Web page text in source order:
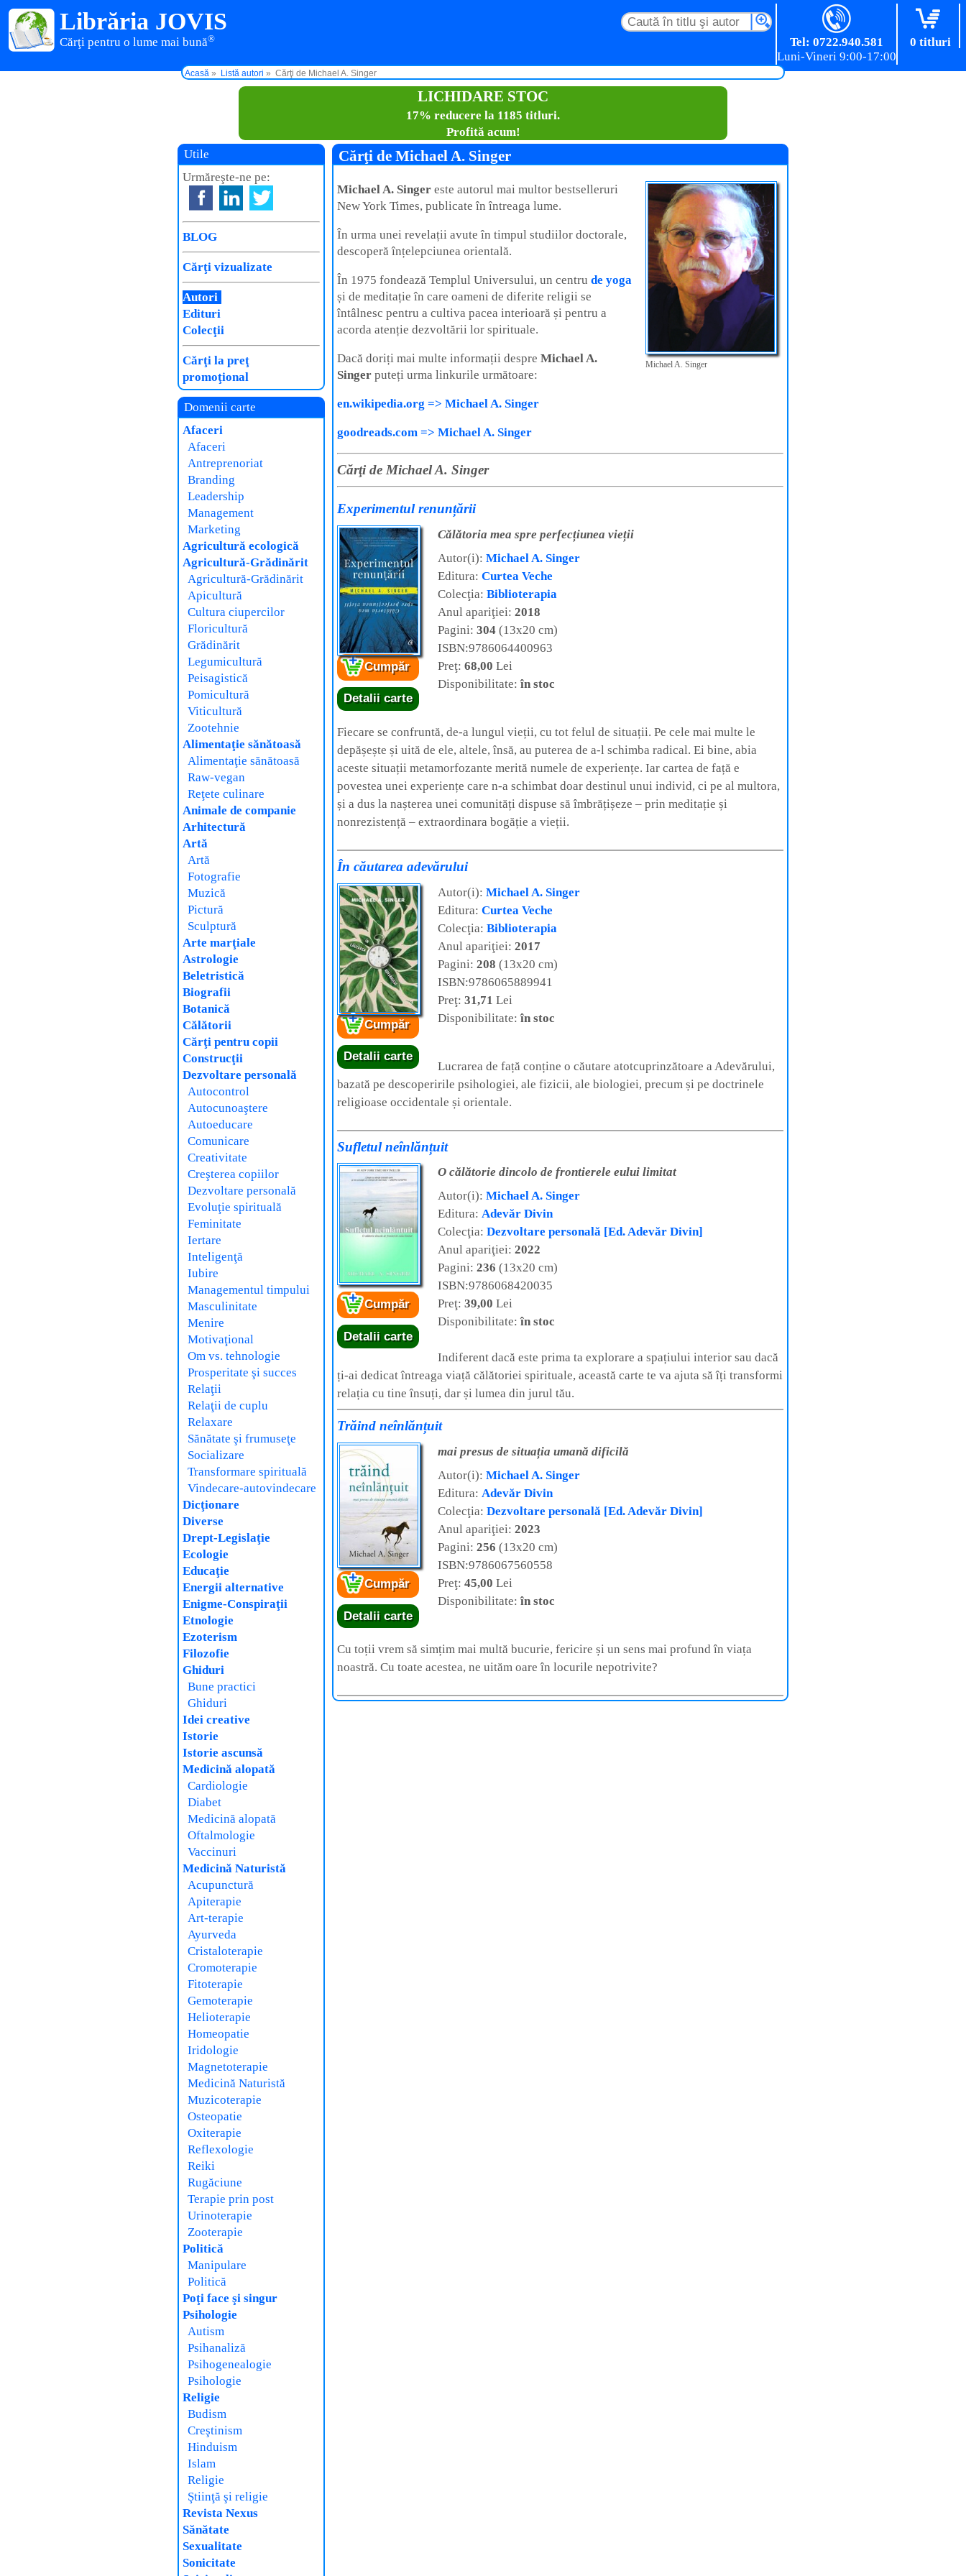
Librăria JOVIS
Cărţi pentru o lume mai bună® 0 titluri
Tel: 0722.940.581
Acasă Listă autori Cărţi de Michael A. Singer
LICHIDARE STOC
17% reducere la 1185 titluri.
Profită acum!
Cărţi de Michael A. Singer
Michael A. Singer
Michael A. Singer este autorul mai multor bestselleruri
New York Times, publicate în întreaga lume.
În urma unei revelații avute în timpul studiilor doctorale,
descoperă înțelepciunea orientală.
În 1975 fondează Templul Universului, un centru de yoga
și de meditație în care oameni de diferite religii se
întâlnesc pentru a cultiva pacea interioară și pentru a
acorda atenție dezvoltării lor spirituale.
Dacă doriți mai multe informații despre Michael A.
Singer puteți urma linkurile următoare:
en.wikipedia.org => Michael A. Singer
goodreads.com => Michael A. Singer
Cărţi de Michael A. Singer
Experimentul renunțării
Cumpăr
Detalii carte
Călătoria mea spre perfecțiunea vieții
Autor(i): Michael A. Singer
Editura: Curtea Veche
Colecţia: Biblioterapia
Anul apariţiei: 2018
Pagini: 304 (13x20 cm)
ISBN:9786064400963
Preţ: 68,00 Lei
Disponibilitate:în stoc
Fiecare se confruntă, de-a lungul vieții, cu tot felul de situații. Pe cele mai multe le
depășește și uită de ele, altele, însă, au puterea de a-l schimba radical. Ei bine, abia
aceste situații metamorfozante merită numele de experiențe. Iar cartea de față e
povestea unei experiențe care n-a schimbat doar destinul unui individ, ci pe al multora,
și a dus la nașterea unei comunități dispuse să îmbrățișeze – prin meditație și
nonrezistență – extraordinara bogăție a vieții.
În căutarea adevărului
Cumpăr
Detalii carte
Autor(i): Michael A. Singer
Editura: Curtea Veche
Colecţia: Biblioterapia
Anul apariţiei: 2017
Pagini: 208 (13x20 cm)
ISBN:9786065889941
Preţ: 31,71 Lei
Disponibilitate:în stoc
Lucrarea de față conține o căutare atotcuprinzătoare a Adevărului,
bazată pe descoperirile psihologiei, ale fizicii, ale biologiei, precum și pe doctrinele
religioase occidentale și orientale.
Sufletul neînlănțuit
Cumpăr
Detalii carte
O călătorie dincolo de frontierele eului limitat
Autor(i): Michael A. Singer
Editura: Adevăr Divin
Colecţia: Dezvoltare personală [Ed. Adevăr Divin]
Anul apariţiei: 2022
Pagini: 236 (13x20 cm)
ISBN:9786068420035
Preţ: 39,00 Lei
Disponibilitate:în stoc
Indiferent dacă este prima ta explorare a spațiului interior sau dacă
ți-ai dedicat întreaga viață călătoriei spirituale, această carte te va ajuta să îți transformi
relația cu tine însuți, dar și lumea din jurul tău.
Trăind neînlănțuit
Cumpăr
Detalii carte
mai presus de situația umană dificilă
Autor(i): Michael A. Singer
Editura: Adevăr Divin
Colecţia: Dezvoltare personală [Ed. Adevăr Divin]
Anul apariţiei: 2023
Pagini: 256 (13x20 cm)
ISBN:9786067560558
Preţ: 45,00 Lei
Disponibilitate:în stoc
Cu toții vrem să simțim mai multă bucurie, fericire și un sens mai profund în viața
noastră. Cu toate acestea, ne uităm oare în locurile nepotrivite?
Utile
Urmăreşte-ne pe:
BLOG
Cărţi vizualizate
Autori
Edituri
Colecţii
Cărţi la preţ
promoţional
Domenii carte
Afaceri
Afaceri
Antreprenoriat
Branding
Leadership
Management
Marketing
Agricultură ecologică
Agricultură-Grădinărit
Agricultură-Grădinărit
Apicultură
Cultura ciupercilor
Floricultură
Grădinărit
Legumicultură
Peisagistică
Pomicultură
Viticultură
Zootehnie
Alimentaţie sănătoasă
Alimentaţie sănătoasă
Raw-vegan
Reţete culinare
Animale de companie
Arhitectură
Artă
Artă
Fotografie
Muzică
Pictură
Sculptură
Arte marţiale
Astrologie
Beletristică
Biografii
Botanică
Călătorii
Cărţi pentru copii
Construcţii
Dezvoltare personală
Autocontrol
Autocunoaştere
Autoeducare
Comunicare
Creativitate
Creşterea copiilor
Dezvoltare personală
Evoluţie spirituală
Feminitate
Iertare
Inteligenţă
Iubire
Managementul timpului
Masculinitate
Menire
Motivaţional
Om vs. tehnologie
Prosperitate şi succes
Relaţii
Relaţii de cuplu
Relaxare
Sănătate şi frumuseţe
Socializare
Transformare spirituală
Vindecare-autovindecare
Dicţionare
Diverse
Drept-Legislaţie
Ecologie
Educaţie
Energii alternative
Enigme-Conspiraţii
Etnologie
Ezoterism
Filozofie
Ghiduri
Bune practici
Ghiduri
Idei creative
Istorie
Istorie ascunsă
Medicină alopată
Cardiologie
Diabet
Medicină alopată
Oftalmologie
Vaccinuri
Medicină Naturistă
Acupunctură
Apiterapie
Art-terapie
Ayurveda
Cristaloterapie
Cromoterapie
Fitoterapie
Gemoterapie
Helioterapie
Homeopatie
Iridologie
Magnetoterapie
Medicină Naturistă
Muzicoterapie
Osteopatie
Oxiterapie
Reflexologie
Reiki
Rugăciune
Terapie prin post
Urinoterapie
Zooterapie
Politică
Manipulare
Politică
Poţi face şi singur
Psihologie
Autism
Psihanaliză
Psihogenealogie
Psihologie
Religie
Budism
Creştinism
Hinduism
Islam
Religie
Ştiinţă şi religie
Revista Nexus
Sănătate
Sexualitate
Sonicitate